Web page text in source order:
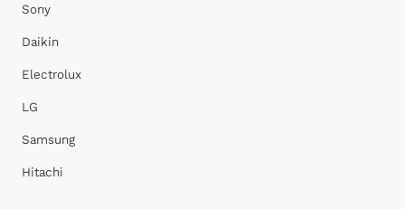
Sony
Daikin
Electrolux
LG
Samsung
Hitachi